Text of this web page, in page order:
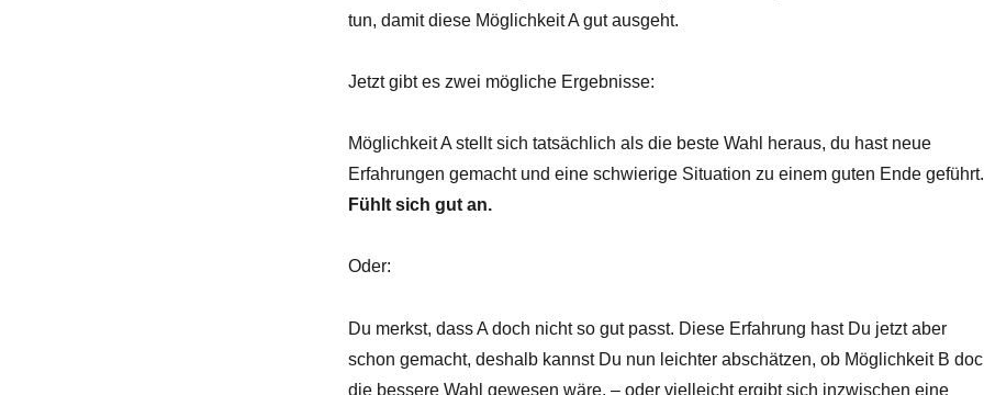
tun, damit diese Möglichkeit A gut ausgeht.
Jetzt gibt es zwei mögliche Ergebnisse:
Möglichkeit A stellt sich tatsächlich als die beste Wahl heraus, du hast neue
Erfahrungen gemacht und eine schwierige Situation zu einem guten Ende geführt.
Fühlt sich gut an.
Oder:
Du merkst, dass A doch nicht so gut passt. Diese Erfahrung hast Du jetzt aber
schon gemacht, deshalb kannst Du nun leichter abschätzen, ob Möglichkeit B
die bessere Wahl gewesen wäre, – oder vielleicht ergibt sich inzwischen eine